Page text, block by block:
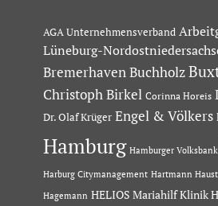
AGA Unternehmensverband
Lüneburg-
Bremerhaven Buchholz
Christoph Birkel Corinna Horeis
Dr. Olaf Krüger Engel & Völkers
Hamburg Hamburger Volksbank
Harburg Citymanagement Hartmann
Hagemann HELIOS Mariahilf Klinik